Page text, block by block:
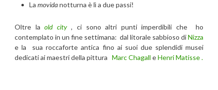
La movidanotturna è lì a due passi!
Oltre laold city, ci sono altri punti imperdibili che ho
contemplato in un fine settimana: dal litorale sabbioso diNizza
e la sua roccaforte antica fino ai suoi due splendidi musei
dedicati ai maestri della pittura Marc Chagall eHenri Matisse .